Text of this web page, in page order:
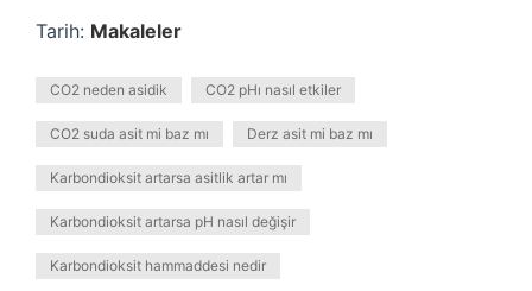
Tarih: Makaleler
CO2 neden asidik CO2 pHı nasıl etkiler
CO2 suda asit mi baz mı Derz asit mi baz mı
Karbondioksit artarsa asitlik artar mı
Karbondioksit artarsa pH nasıl değişir
Karbondioksit hammaddesi nedir